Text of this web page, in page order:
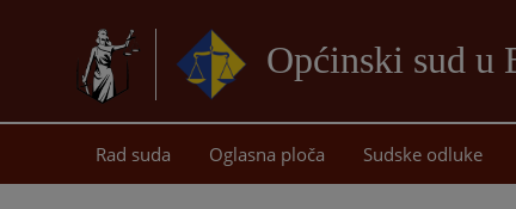
Općinski sud u
Rad suda Oglasna ploča Sudske odluke